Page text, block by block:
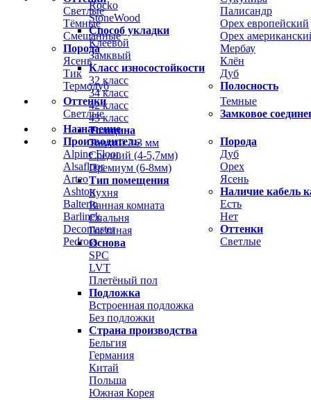
Светлые
Тёмные
Смешанные
Порода
Ясень
Тик
Термодуб
Палисандр
Орех европейский
Орех
Мербау
Клён
Дуб
Полосность
Оттенки
Светлые
Темные
Замковое
Назначение
Производитель
Alpine Floor
Alsafloor
Arteo
Ashton
Balterio
Barlinek
Decomaster
Pedross
Порода
Дуб
Орех
Ясень
Наличие кабель
Есть
Нет
Оттенки
Светлые
Rocko
StoneWood
Способ укладки
Клеевой
Замквый
Класс износостойкости
32 класс
34 класс
42 класс
43 класс
Толщина
Тонкий 2-3 мм
Средний (4-5,7мм)
Премиум (6-8мм)
Тип помещения
Кухня
Ванная комната
Спальня
Гостиная
Основа
SPC
LVT
Плетёный пол
Подложка
Встроенная подложка
Без подложки
Страна производства
Бельгия
Германия
Китай
Польша
Южная Корея